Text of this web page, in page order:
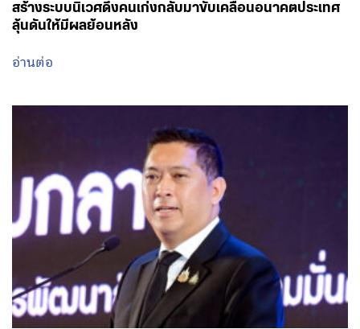
August 5, 2026 - 18:21 โดย พรรคเพื่อไทย
‘วิจัย-นวัตกรรม-เทคโนโลยี’ คือโอกาสใหม่ของคนพิการ
ไทย และพลังขับเคลื่อนเศรษฐกิจประเทศ